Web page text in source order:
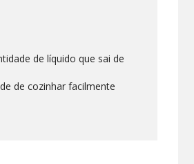
de líquido que sai de
de cozinhar facilmente